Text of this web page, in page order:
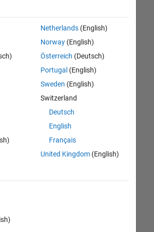
Netherlands(English)
Norway(English)
Österreich (Deutsch)
Portugal (English)
Sweden (English)
Switzerland
Deutsch
English
Français
United Kingdom(English)